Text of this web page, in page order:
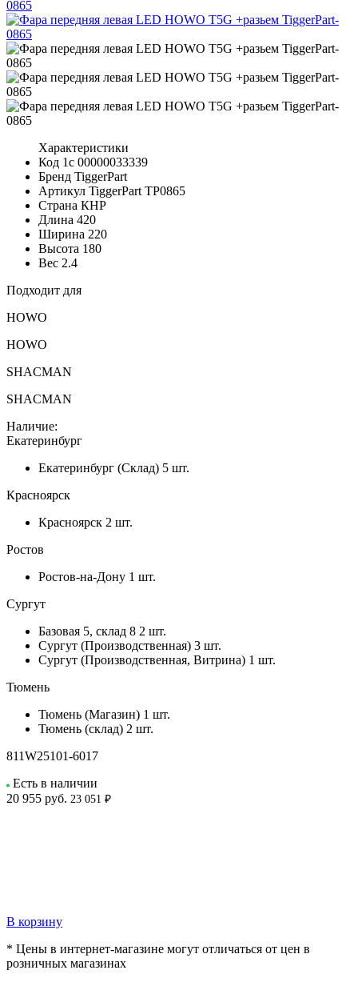
Характеристики
Код 1с 00000033339
Бренд TiggerPart
Артикул TiggerPart TP0865
Страна КНР
Длина 420
Ширина 220
Высота 180
Вес 2.4
Подходит для
HOWO
HOWO
SHACMAN
SHACMAN
Наличие:
Екатеринбург
Екатеринбург (Склад) 5 шт.
Красноярск
Красноярск 2 шт.
Ростов
Ростов-на-Дону 1 шт.
Сургут
Базовая 5, склад 8 2 шт.
Сургут (Производственная) 3 шт.
Сургут (Производственная, Витрина) 1 шт.
Тюмень
Тюмень (Магазин) 1 шт.
Тюмень (склад) 2 шт.
811W25101-6017
Есть в наличии
20 955 руб. 23 051 ₽
В корзину
* Цены в интернет-магазине могут отличаться от цен в
розничных магазинах